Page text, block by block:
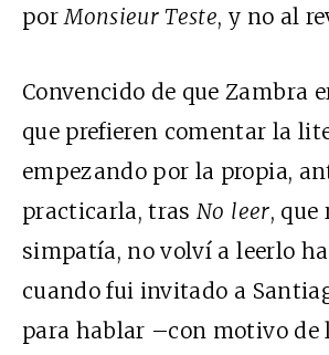
porMonsieur Teste, y no al
Convencido de que Zambra
que prefieren comentar la
empezando por la propia,
practicarla, trasNo leer, que
simpatía, no volví a leerlo
cuando fui invitado a
para hablar –con motivo de